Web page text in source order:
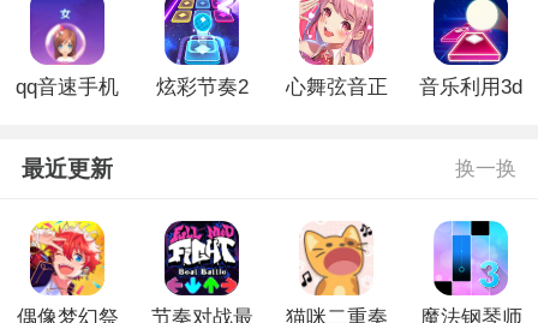
版
qq音速手机
炫彩节奏2
心舞弦音正
音乐利用3d
最近更新 换一换
偶像梦幻祭 节奏对战最 猫咪二重奏 魔法钢琴师